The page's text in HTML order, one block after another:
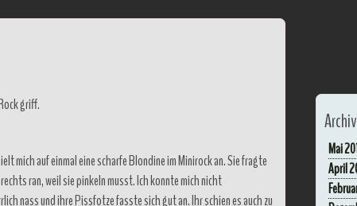
griff.
mich auf einmal eine scharfe Blondine im Minirock an. Sie fragte
ran, weil sie pinkeln musst. Ich konnte mich nicht
nass und ihre Pissfotze fasste sich gut an. Ihr schien es auch zu
Archiv
Mai
April